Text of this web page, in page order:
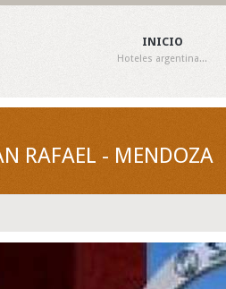
INICIO
Hoteles argentina...
RAFAEL - MENDOZA